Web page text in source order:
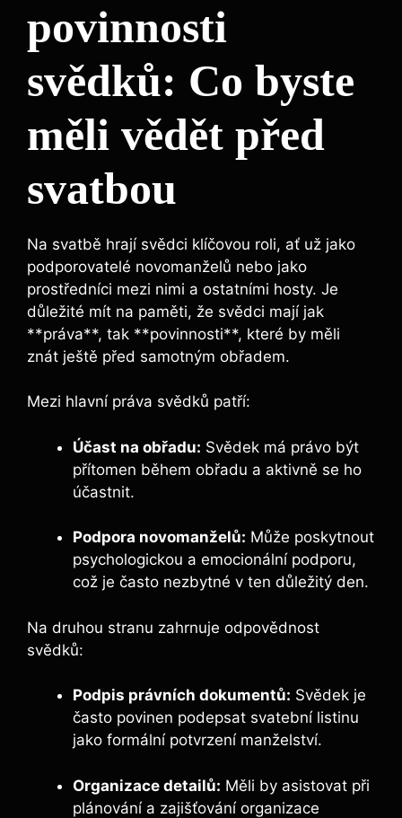
povinnosti
svědků: Co byste
měli vědět před
svatbou
Na svatbě hrají svědci klíčovou roli, ať už jako
podporovatelé novomanželů nebo jako
prostředníci mezi nimi a ostatními hosty. Je
důležité mít na paměti, že svědci mají jak
**práva**, tak **povinnosti**, které by měli
znát ještě před samotným obřadem.
Mezi hlavní práva svědků patří:
Účast na obřadu: Svědek má právo být
přítomen během obřadu a aktivně se ho
účastnit.
Podpora novomanželů: Může poskytnout
psychologickou a emocionální podporu,
což je často nezbytné v ten důležitý den.
Na druhou stranu zahrnuje odpovědnost
svědků:
Podpis právních dokumentů: Svědek je
často povinen podepsat svatební listinu
jako formální potvrzení manželství.
Organizace detailů: Měli by asistovat při
plánování a zajišťování organizace